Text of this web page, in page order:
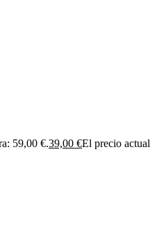
59,00 €.39,00 €El precio actual